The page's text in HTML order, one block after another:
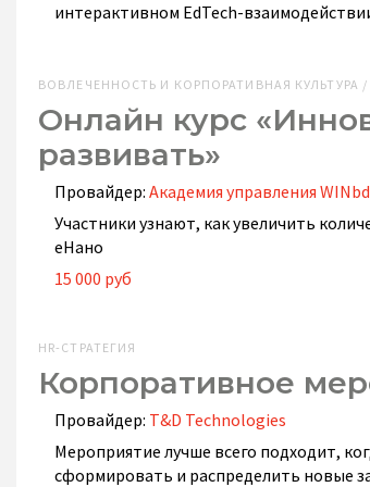
интерактивном EdTech-
ВОВЛЕЧЕННОСТЬ И КОРПОРАТИВНАЯ КУЛЬТУРА /
Онлайн курс
развивать»
Провайдер: Академия управления WINbd
Участники узнают, как увеличить
еНано
15 000 руб
HR-СТРАТЕГИЯ
Корпоративное
Провайдер: T&D Technologies
Мероприятие лучше всего подходит,
сформировать и распределить новые